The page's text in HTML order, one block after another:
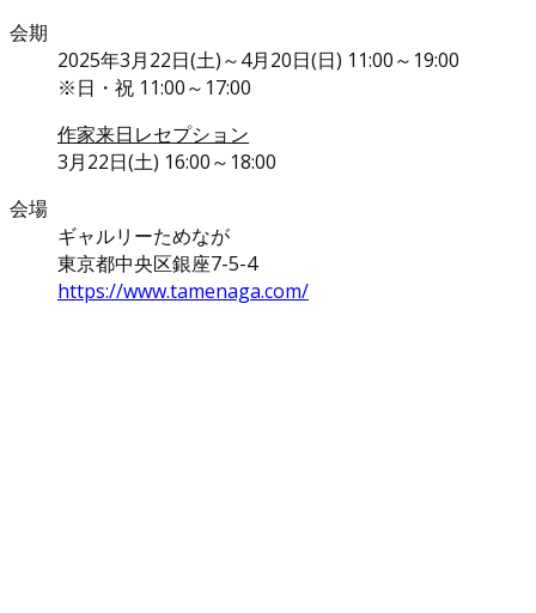
会期
2025年3月22日(土)～4月20日(日) 11:00～19:00
※日・祝 11:00～17:00
作家来日レセプション
3月22日(土) 16:00～18:00
会場
ギャルリーためなが
東京都中央区銀座7-5-4
https://www.tamenaga.com/